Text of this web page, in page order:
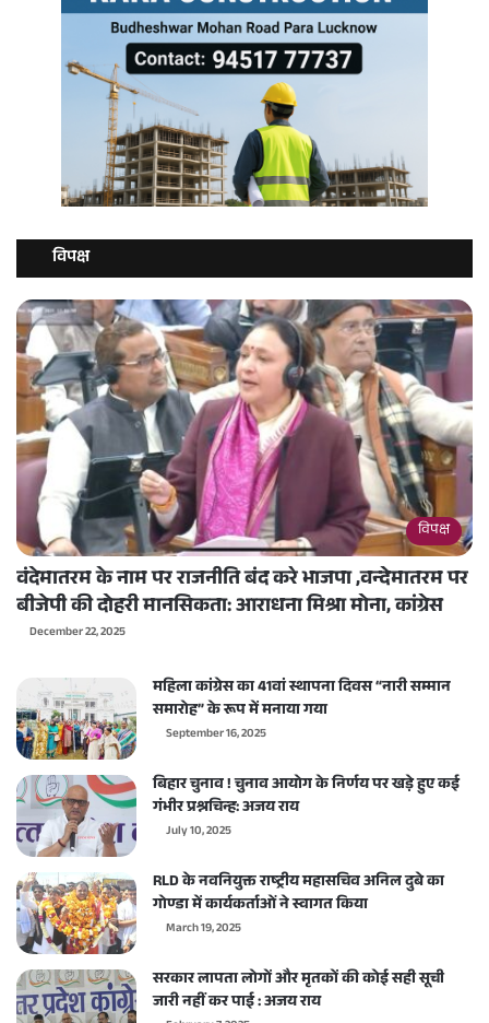
विपक्ष
विपक्ष
वंदेमातरम के नाम पर राजनीति बंद करे भाजपा ,वन्देमातरम पर
बीजेपी की दोहरी मानसिकता: आराधना मिश्रा मोना, कांग्रेस
December 22, 2025
महिला कांग्रेस का 41वां स्थापना दिवस “नारी सम्मान
समारोह” के रूप में मनाया गया
September 16, 2025
बिहार चुनाव ! चुनाव आयोग के निर्णय पर खड़े हुए कई
गंभीर प्रश्नचिन्ह: अजय राय
July 10, 2025
RLD के नवनियुक्त राष्ट्रीय महासचिव अनिल दुबे का
गोण्डा में कार्यकर्ताओं ने स्वागत किया
March 19, 2025
सरकार लापता लोगों और मृतकों की कोई सही सूची
जारी नहीं कर पाई : अजय राय